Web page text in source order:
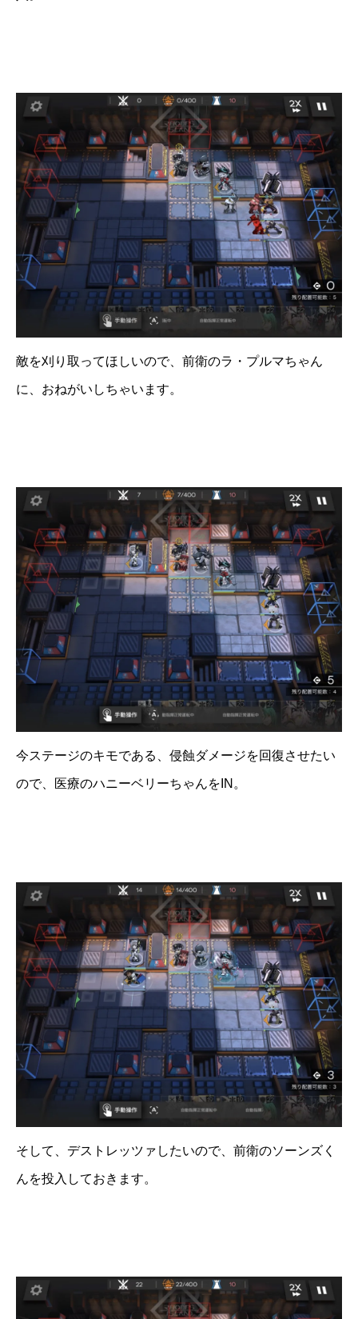
敵を刈り取ってほしいので、前衛のラ・プルマちゃん
に、おねがいしちゃいます。
今ステージのキモである、侵蝕ダメージを回復させたい
ので、医療のハニーベリーちゃんをIN。
そして、デストレッツァしたいので、前衛のソーンズく
んを投入しておきます。